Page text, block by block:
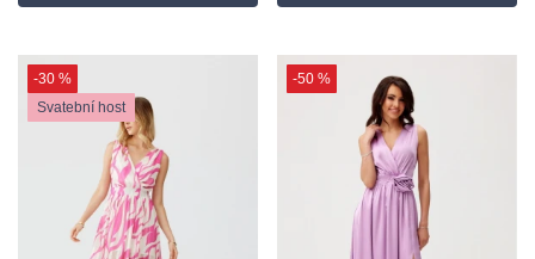
-30 %
Svatební host
-50 %